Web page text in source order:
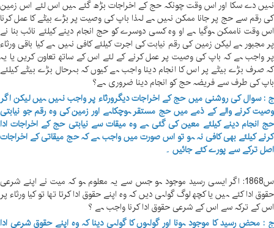
نہیں دے سکا اور اس وقت چونکہ حج کے اخراجات بڑھ گئے ہیں اس لئے اس زمین
کی رقم سے حج پر جانا ممکن نہیں ہے لہذا باپ کی وصیت پر بڑے بیٹے کا عمل کرنا
اس وقت ناممکن ہوگیا ہے او وہ کسی دوسرے کو حج انجام دینے کیلئے نائب بنا نے
پر مجبور ہے لیکن زمین کی رقم نیابت کی اجرت کیلئے کافی نہیں ہے کیا باقی ورثاء
پر واجب ہے کہ باپ کی وصیت پر عمل کرنے کے لئے اس کے ساتھ تعاون کریں یا یہ
کہ صرف بڑے بیٹے پر اس کا انجام دینا واجب ہے کیوں کہ بہرحال بڑے بیٹے کیلئے
باپ کی طرف سے فریضہ حج کو انجام دینا ضروری ہے؟
ج : سوال کی روشنی میں حج کے اخراجات دیگرورثاء پر واجب نہیں ہیں لیکن اگر
وصیت کرنے والے کے ذمے میں حج مستقر ہوچکاہے اور زمین کی وہ رقم جو نیابتی
حج انجام دینے کیلئے معین کی گئی ہے وہ میقات سے نیابتی حج کے اخراجات ادا
کرنے کیلئے بھی کافی نہ ہو تو اس صورت میں واجب ہے کہ حج میقاتی کے اخراجات
اصل ترکے سے پورے کئے جائیں ۔
س1868: اگر ایسی رسید موجود ہو جس سے یہ معلوم ہو کہ میت نے اپنے شرعی
حقوق ادا کئے ہیں یا کچھ لوگ گواہی دیں کہ وہ اپنے حقوق ادا کرتا تھا تو کیا ورثاء پر
اس کے ترکہ سے اس کے شرعی حقوق ادا کرنا واجب ہے ؟
ج : محض رسید کا موجود ہونا اور گواہوں کا گواہی دینا کہ وہ اپنے حقوقِ شرعی ادا